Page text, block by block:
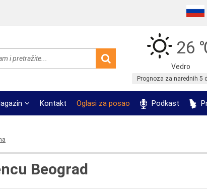
26
Vedro
Prognoza za narednih 5
Kontakt Oglasi za posao Podkast
Beograd